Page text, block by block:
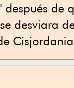
después de
desviara